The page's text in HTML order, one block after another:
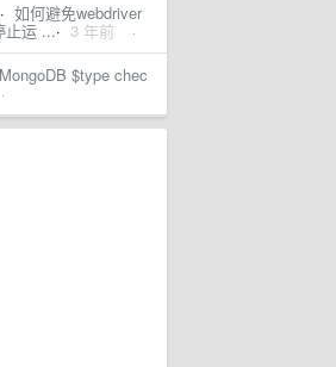
· 如何避免webdriver
止运 ...· 3 年前 ·
MongoDB $type chec
·